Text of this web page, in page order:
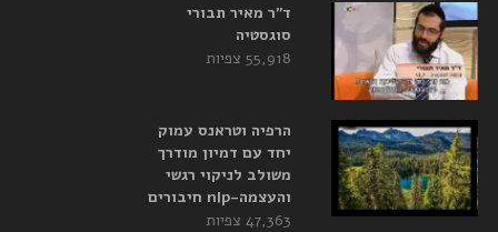
ד”ר מאיר תבורי
סוגסטיה
55,918 צפיות
הרפיה וטראנס עמוק
יחד עם דמיון מודרך
משולב לניקוי רגשי
והעצמה-nlp חיבורים
47,363 צפיות